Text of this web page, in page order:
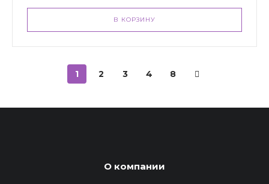
В КОРЗИНУ
1 2 3 4 8
О компании